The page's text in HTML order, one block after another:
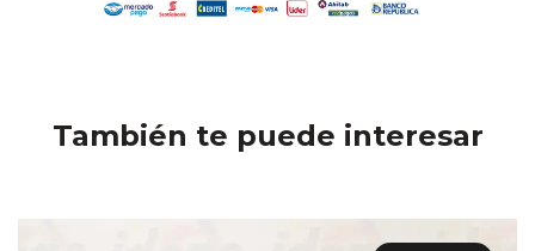
También te puede interesar